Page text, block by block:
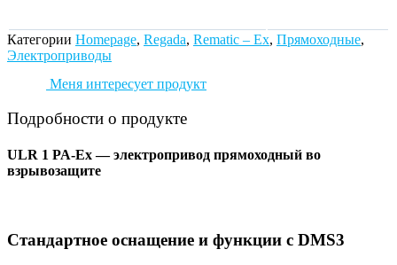
Категории Homepage, Regada, Rematic – Ex, Прямоходные,
Электроприводы
Меня интересует продукт
Подробности о продукте
ULR 1 PA-Ex — электропривод прямоходный во
взрывозащите
Стандартное оснащение и функции с DMS3